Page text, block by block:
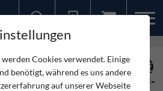
Easy Dalle - Capo Noli- Finale
EASY DALLE - CAPO NOLI-
Cookies verwendet. Einige
benötigt, während es uns andere
auf unserer Webseite